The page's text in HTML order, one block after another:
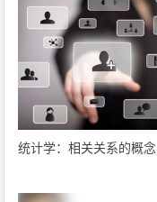
统计学：相关关系的概念